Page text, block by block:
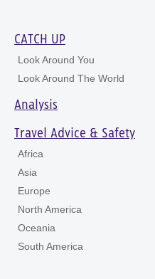
CATCH UP
Look Around You
Look Around The World
Analysis
Travel Advice & Safety
Africa
Asia
Europe
North America
Oceania
South America